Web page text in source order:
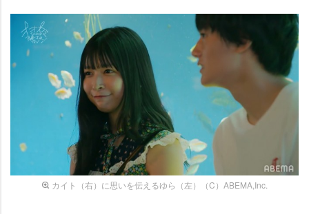
カイト（右）に思いを伝えるゆら（左）（C）ABEMA,Inc.